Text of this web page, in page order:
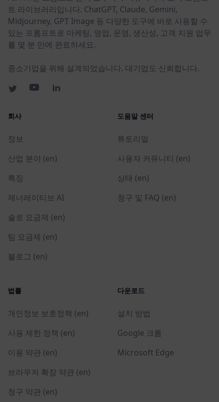
트 라이브러리입니다. ChatGPT, Claude, Gemini,
Midjourney, GPT Image 등 다양한 도구에 바로 사용할 수
있는 프롬프트로 마케팅, 영업, 운영, 생산성, 고객 지원 업무
를 몇 분 만에 완료하세요.
중소기업을 위해 설계되었습니다. 대기업도 신뢰합니다.
회사
정보
산업 분야 (en)
특징
제너레이티브 AI
솔로 요금제 (en)
팀 요금제 (en)
블로그 (en)
도움말 센터
튜토리얼
사용자 커뮤니티 (en)
상태 (en)
청구 및 FAQ (en)
법률
개인정보 보호정책 (en)
사용 제한 정책 (en)
이용 약관 (en)
브라우저 확장 약관 (en)
청구 약관 (en)
다운로드
설치 방법
Google 크롬
Microsoft Edge